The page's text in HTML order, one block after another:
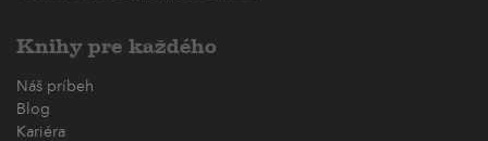
Knihy pre každého
Náš príbeh
Blog
Kariéra